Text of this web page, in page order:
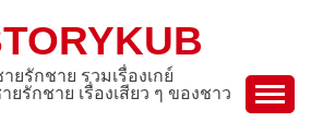
ายรักชาย รวมเรื่องเกย์
รักชาย เรื่องเสียว ๆ ของชาว